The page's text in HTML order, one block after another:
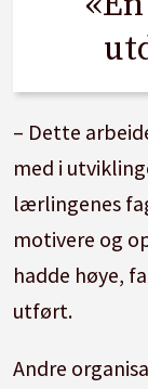
– Dette
med i
lærlingenes
motivere og
hadde høye,
utført.
Andre